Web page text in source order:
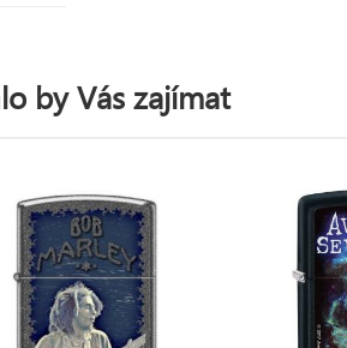
by Vás zajímat